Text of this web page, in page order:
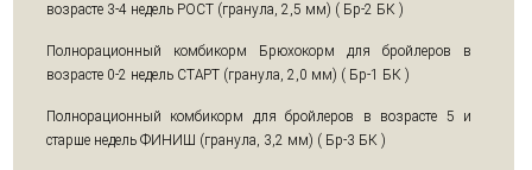
возрасте 3-4 недель РОСТ (гранула, 2,5 мм) ( Бр-2 БК )
Полнорационный комбикорм Брюхокорм для бройлеров в
возрасте 0-2 недель СТАРТ (гранула, 2,0 мм) ( Бр-1 БК )
Полнорационный комбикорм для бройлеров в возрасте 5 и
старше недель ФИНИШ (гранула, 3,2 мм) ( Бр-3 БК )